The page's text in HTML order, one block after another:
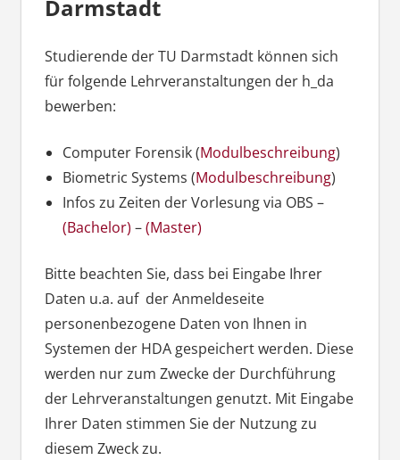
Darmstadt
Studierende der TU Darmstadt können sich
für folgende Lehrveranstaltungen der h_da
bewerben:
Computer Forensik (Modulbeschreibung)
Biometric Systems (Modulbeschreibung)
Infos zu Zeiten der Vorlesung via OBS –
(Bachelor) –(Master)
Bitte beachten Sie, dass bei Eingabe Ihrer
Daten u.a. auf der Anmeldeseite
personenbezogene Daten von Ihnen in
Systemen der HDA gespeichert werden. Diese
werden nur zum Zwecke der Durchführung
der Lehrveranstaltungen genutzt. Mit Eingabe
Ihrer Daten stimmen Sie der Nutzung zu
diesem Zweck zu.